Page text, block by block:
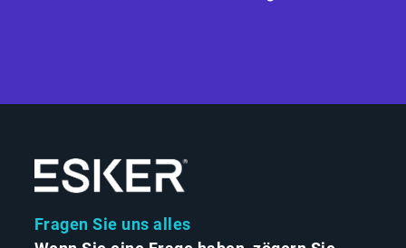
Fragen Sie uns alles